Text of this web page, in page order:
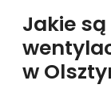
Jakie
w